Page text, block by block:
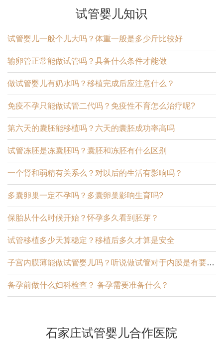
试管婴儿知识
试管婴儿一般个儿大吗？体重一般是多少斤比较好
输卵管正常能做试管吗？具备什么条件才能做
做试管婴儿有奶水吗？移植完成后应注意什么？
免疫不孕只能做试管二代吗？免疫性不育怎么治疗呢?
第六天的囊胚能移植吗？六天的囊胚成功率高吗
试管冻胚是冻囊胚吗？囊胚和冻胚有什么区别
一个肾和弱精有关系么？对以后的生活有影响吗？
多囊卵巢一定不孕吗？多囊卵巢影响生育吗?
保胎从什么时候开始？怀孕多久看到胚芽？
试管移植多少天算稳定？移植后多久才算是安全
子宫内膜薄能做试管婴儿吗？听说做试管对于内膜是有要求的
备孕前做什么妇科检查？ 备孕需要准备什么？
石家庄试管婴儿合作医院